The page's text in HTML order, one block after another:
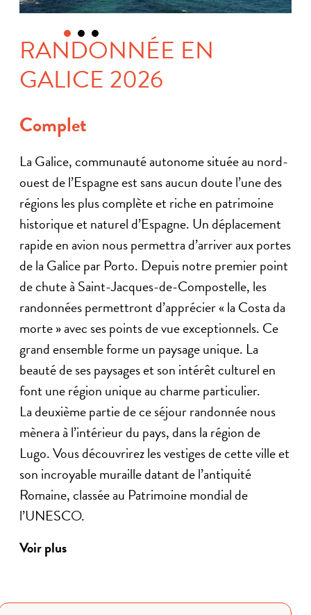
RANDONNÉE EN
GALICE 2026
Complet
La Galice, communauté autonome située au nord-
ouest de l’Espagne est sans aucun doute l’une des
régions les plus complète et riche en patrimoine
historique et naturel d’Espagne. Un déplacement
rapide en avion nous permettra d’arriver aux portes
de la Galice par Porto. Depuis notre premier point
de chute à Saint-Jacques-de-Compostelle, les
randonnées permettront d’apprécier « la Costa da
morte » avec ses points de vue exceptionnels. Ce
grand ensemble forme un paysage unique. La
beauté de ses paysages et son intérêt culturel en
font une région unique au charme particulier.
La deuxième partie de ce séjour randonnée nous
mènera à l’intérieur du pays, dans la région de
Lugo. Vous découvrirez les vestiges de cette ville et
son incroyable muraille datant de l’antiquité
Romaine, classée au Patrimoine mondial de
l’UNESCO.
Voir plus